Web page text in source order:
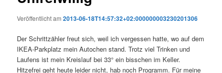
Veröffentlicht am2013-06-18T14:57:32+02:000000003230201306
Der Schrittzähler freut sich, weil ich vergessen hatte, wo auf dem
IKEA-Parkplatz mein Autochen stand. Trotz viel Trinken und
Laufens ist mein Kreislauf bei 33° ein bisschen im Keller.
Hitzefrei geht heute leider nicht, hab noch Programm. Für meine